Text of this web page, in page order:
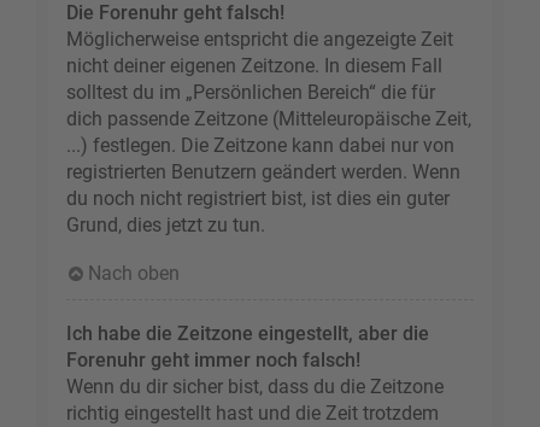
Die Forenuhr geht falsch!
Möglicherweise entspricht die angezeigte Zeit
nicht deiner eigenen Zeitzone. In diesem Fall
solltest du im „Persönlichen Bereich“ die für
dich passende Zeitzone (Mitteleuropäische Zeit,
...) festlegen. Die Zeitzone kann dabei nur von
registrierten Benutzern geändert werden. Wenn
du noch nicht registriert bist, ist dies ein guter
Grund, dies jetzt zu tun.
Nach oben
Ich habe die Zeitzone eingestellt, aber die
Forenuhr geht immer noch falsch!
Wenn du dir sicher bist, dass du die Zeitzone
richtig eingestellt hast und die Zeit trotzdem